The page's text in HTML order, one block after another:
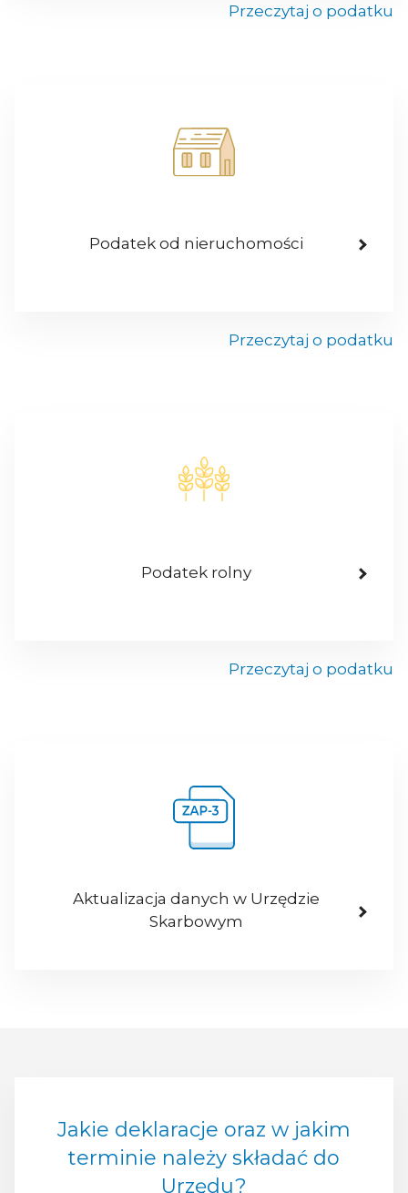
Przeczytaj o podatku
Podatek od nieruchomości
Przeczytaj o podatku
Podatek rolny
Przeczytaj o podatku
Aktualizacja danych w Urzędzie
Skarbowym
Jakie deklaracje oraz w jakim
terminie należy składać do
Urzędu?